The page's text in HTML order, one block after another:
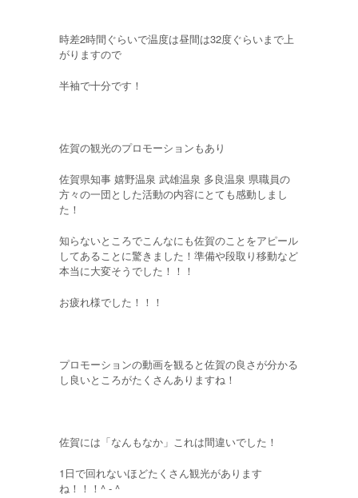
時差2時間ぐらいで温度は昼間は32度ぐらいまで上
がりますので
半袖で十分です！
佐賀の観光のプロモーションもあり
佐賀県知事 嬉野温泉 武雄温泉 多良温泉 県職員の
方々の一団とした活動の内容にとても感動しまし
た！
知らないところでこんなにも佐賀のことをアピール
してあることに驚きました！準備や段取り移動など
本当に大変そうでした！！！
お疲れ様でした！！！
プロモーションの動画を観ると佐賀の良さが分かる
し良いところがたくさんありますね！
佐賀には「なんもなか」これは間違いでした！
1日で回れないほどたくさん観光があります
ね！！！^ - ^